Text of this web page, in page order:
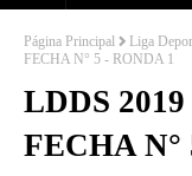
Página Principal Liga
FECHA N° 5 - RONDA 1
LDDS
FECHA N°